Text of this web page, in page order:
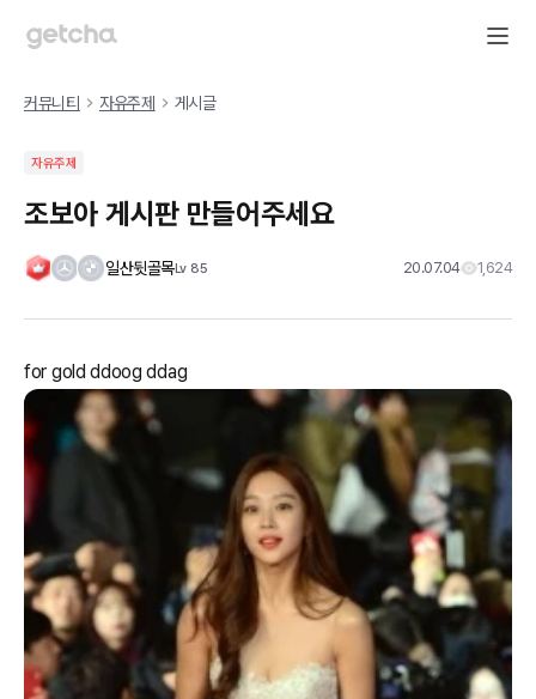
커뮤니티 자유주제 게시글
자유주제
조보아 게시판 만들어주세요
일산뒷골목Lv 85 20.07.04 1,624
for gold ddoog ddag